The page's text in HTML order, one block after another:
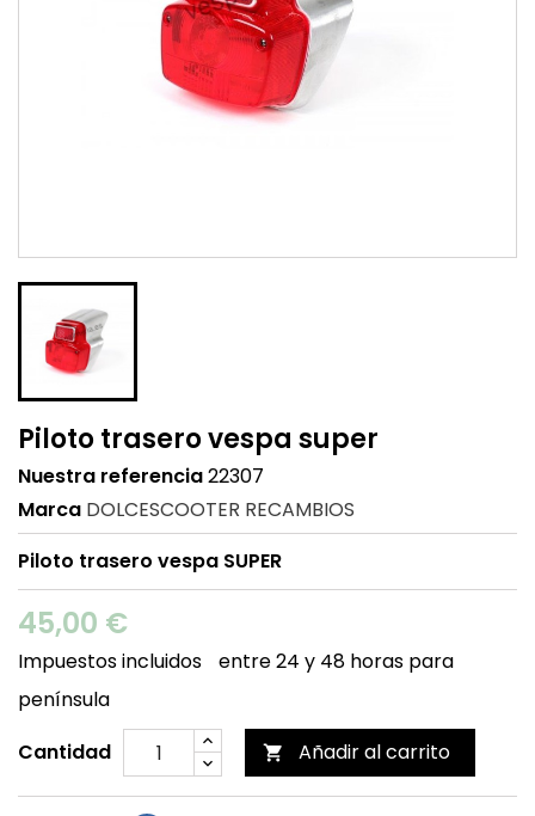
Piloto trasero vespa super
Nuestra referencia22307
Marca DOLCESCOOTER RECAMBIOS
Piloto trasero vespa SUPER
45,00 €
Impuestos incluidos
entre 24 y 48 horas para
península
Cantidad
 Añadir al carrito